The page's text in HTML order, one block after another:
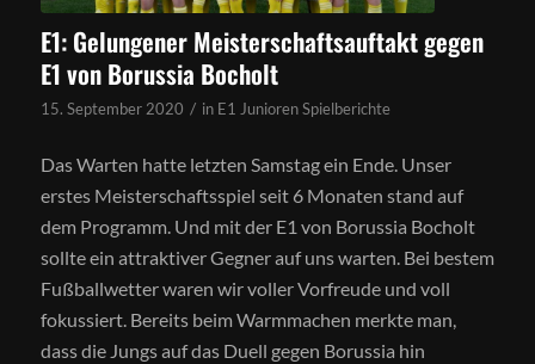
E1: Gelungener Meisterschaftsauftakt gegen
E1 von Borussia Bocholt
15. September 2020 / in E1 Junioren Spielberichte
Das Warten hatte letzten Samstag ein Ende. Unser
erstes Meisterschaftsspiel seit 6 Monaten stand auf
dem Programm. Und mit der E1 von Borussia Bocholt
sollte ein attraktiver Gegner auf uns warten. Bei bestem
Fußballwetter waren wir voller Vorfreude und voll
fokussiert. Bereits beim Warmmachen merkte man,
dass die Jungs auf das Duell gegen Borussia hin